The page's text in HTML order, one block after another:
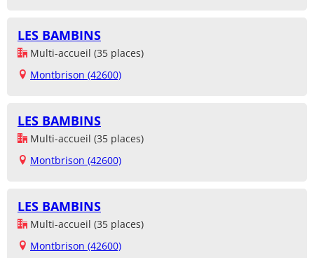
LES BAMBINS
Multi-accueil (35 places)
Montbrison (42600)
LES BAMBINS
Multi-accueil (35 places)
Montbrison (42600)
LES BAMBINS
Multi-accueil (35 places)
Montbrison (42600)